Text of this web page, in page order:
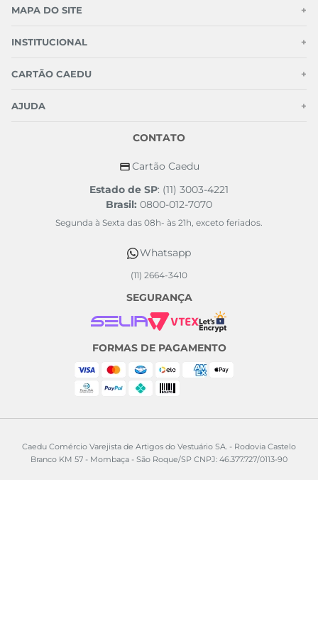
MAPA DO SITE +
INSTITUCIONAL +
CARTÃO CAEDU +
AJUDA +
CONTATO
Cartão Caedu
Estado de SP: (11) 3003-4221
Brasil: 0800-012-7070
Segunda à Sexta das 08h- às 21h, exceto feriados.
Whatsapp
(11) 2664-3410
SEGURANÇA
FORMAS DE PAGAMENTO
Caedu Comércio Varejista de Artigos do Vestuário SA. - Rodovia Castelo
Branco KM 57 - Mombaça - São Roque/SP CNPJ: 46.377.727/0113-90
2º
pijama